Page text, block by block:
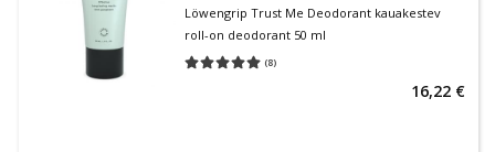
Löwengrip Trust Me Deodorant kauakestev
roll-on deodorant 50 ml
(8)
Keskmine hinnang 5.00
16,22 €